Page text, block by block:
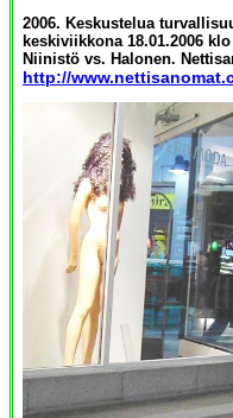
2006. Keskustelua
keskiviikkona 18.01.2006
Niinistö vs. Halonen.
http://